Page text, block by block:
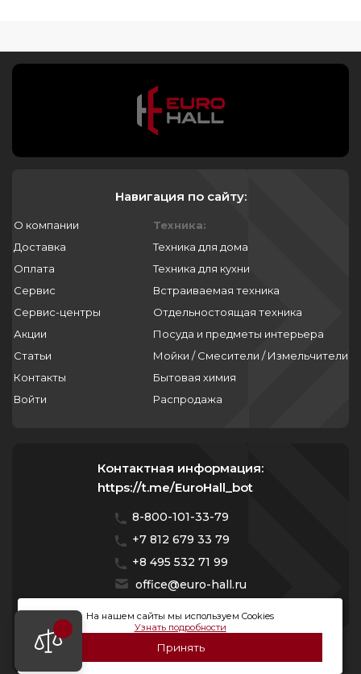
Навигация по сайту:
О компании
Доставка
Оплата
Сервис
Сервис-центры
Акции
Статьи
Контакты
Войти
Техника:
Техника для дома
Техника для кухни
Встраиваемая техника
Отдельностоящая техника
Посуда и предметы интерьера
Мойки / Смесители / Измельчители
Бытовая химия
Распродажа
Контактная информация:
https://t.me/EuroHall_bot
8-800-101-33-79
+7 812 679 33 79
+8 495 532 71 99
office@euro-hall.ru
Санкт-Петербург, ул. Куйбышева, д. 38/40
Мы работаем с 10:00 — 20:00 без выходных
На нашем сайты мы используем Cookies
Узнать подробности
Принять